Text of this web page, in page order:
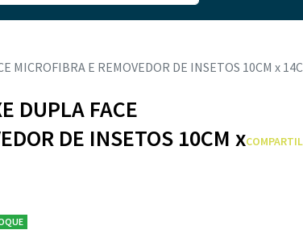
MICROFIBRA E REMOVEDOR DE INSETOS 10CM x
DUPLA FACE
DE INSETOS 10CM x